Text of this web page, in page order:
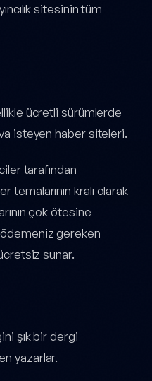
sitesinin tüm
ücretli sürümlerde
isteyen haber siteleri.
tarafından
kralı olarak
çok ötesine
gereken
sunar.
şık bir dergi
yazarlar.